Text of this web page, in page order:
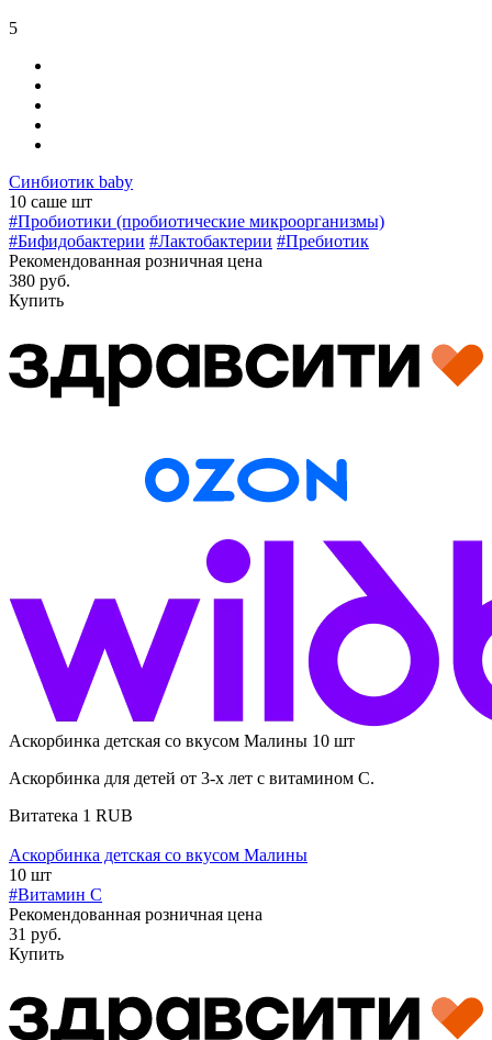
5
Синбиотик baby
10 саше шт
#Пробиотики (пробиотические микроорганизмы)
#Бифидобактерии #Лактобактерии #Пребиотик
Рекомендованная розничная цена
380 руб.
Купить
Аскорбинка детская со вкусом Малины 10 шт
Аскорбинка для детей от 3-х лет с витамином С.
Витатека 1 RUB
Аскорбинка детская со вкусом Малины
10 шт
#Витамин C
Рекомендованная розничная цена
31 руб.
Купить